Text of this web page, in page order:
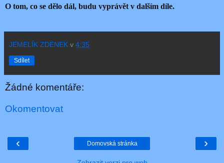
O tom, co se dělo dál, budu vyprávět v dalším díle.
JEMELÍK ZDENEK v 4:35
Sdílet
Žádné komentáře:
Okomentovat
‹ ›
Domovská stránka